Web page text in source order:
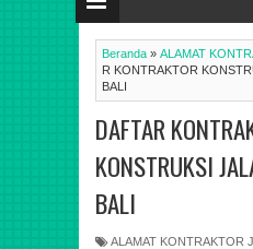
Beranda » ALAMAT
R KONTRAKTOR
BALI
DAFTAR
KONSTRUKSI
BALI
ALAMAT KONTRAKTOR